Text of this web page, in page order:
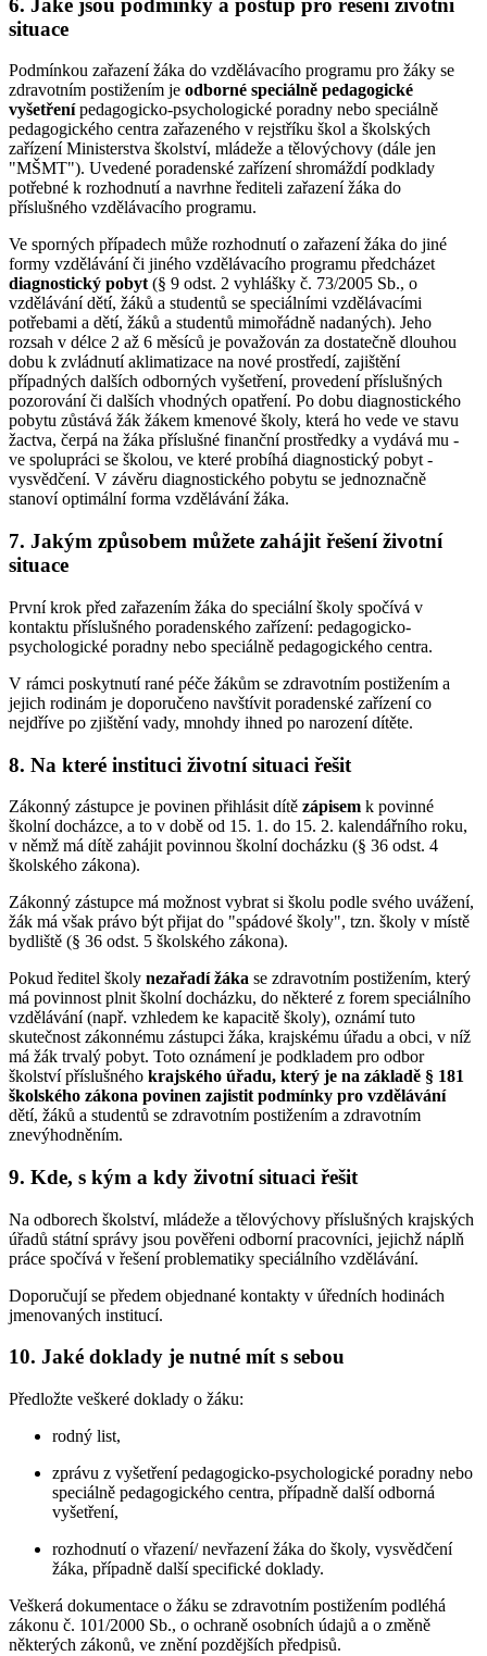
6. Jaké jsou podmínky a postup pro řešení životní
situace
Podmínkou zařazení žáka do vzdělávacího programu pro žáky se
zdravotním postižením je odborné speciálně pedagogické
vyšetřenípedagogicko-psychologické poradny nebo speciálně
pedagogického centra zařazeného v rejstříku škol a školských
zařízení Ministerstva školství, mládeže a tělovýchovy (dále jen
"MŠMT"). Uvedené poradenské zařízení shromáždí podklady
potřebné k rozhodnutí a navrhne řediteli zařazení žáka do
příslušného vzdělávacího programu.
Ve sporných případech může rozhodnutí o zařazení žáka do jiné
formy vzdělávání či jiného vzdělávacího programu předcházet
diagnostický pobyt(§ 9 odst. 2 vyhlášky č. 73/2005 Sb., o
vzdělávání dětí, žáků a studentů se speciálními vzdělávacími
potřebami a dětí, žáků a studentů mimořádně nadaných). Jeho
rozsah v délce 2 až 6 měsíců je považován za dostatečně dlouhou
dobu k zvládnutí aklimatizace na nové prostředí, zajištění
případných dalších odborných vyšetření, provedení příslušných
pozorování či dalších vhodných opatření. Po dobu diagnostického
pobytu zůstává žák žákem kmenové školy, která ho vede ve stavu
žactva, čerpá na žáka příslušné finanční prostředky a vydává mu -
ve spolupráci se školou, ve které probíhá diagnostický pobyt -
vysvědčení. V závěru diagnostického pobytu se jednoznačně
stanoví optimální forma vzdělávání žáka.
7. Jakým způsobem můžete zahájit řešení životní
situace
První krok před zařazením žáka do speciální školy spočívá v
kontaktu příslušného poradenského zařízení: pedagogicko-
psychologické poradny nebo speciálně pedagogického centra.
V rámci poskytnutí rané péče žákům se zdravotním postižením a
jejich rodinám je doporučeno navštívit poradenské zařízení co
nejdříve po zjištění vady, mnohdy ihned po narození dítěte.
8. Na které instituci životní situaci řešit
Zákonný zástupce je povinen přihlásit dítě zápisem k povinné
školní docházce, a to v době od 15. 1. do 15. 2. kalendářního roku,
v němž má dítě zahájit povinnou školní docházku (§ 36 odst. 4
školského zákona).
Zákonný zástupce má možnost vybrat si školu podle svého uvážení,
žák má však právo být přijat do "spádové školy", tzn. školy v místě
bydliště (§ 36 odst. 5 školského zákona).
Pokud ředitel školy nezařadí žáka se zdravotním postižením, který
má povinnost plnit školní docházku, do některé z forem speciálního
vzdělávání (např. vzhledem ke kapacitě školy), oznámí tuto
skutečnost zákonnému zástupci žáka, krajskému úřadu a obci, v níž
má žák trvalý pobyt. Toto oznámení je podkladem pro odbor
školství příslušného krajského úřadu, který je na základě § 181
školského zákona povinen zajistit podmínky pro vzdělávání
dětí, žáků a studentů se zdravotním postižením a zdravotním
znevýhodněním.
9. Kde, s kým a kdy životní situaci řešit
Na odborech školství, mládeže a tělovýchovy příslušných krajských
úřadů státní správy jsou pověřeni odborní pracovníci, jejichž náplň
práce spočívá v řešení problematiky speciálního vzdělávání.
Doporučují se předem objednané kontakty v úředních hodinách
jmenovaných institucí.
10. Jaké doklady je nutné mít s sebou
Předložte veškeré doklady o žáku:
rodný list,
zprávu z vyšetření pedagogicko-psychologické poradny nebo
speciálně pedagogického centra, případně další odborná
vyšetření,
rozhodnutí o vřazení/ nevřazení žáka do školy, vysvědčení
žáka, případně další specifické doklady.
Veškerá dokumentace o žáku se zdravotním postižením podléhá
zákonu č. 101/2000 Sb., o ochraně osobních údajů a o změně
některých zákonů, ve znění pozdějších předpisů.